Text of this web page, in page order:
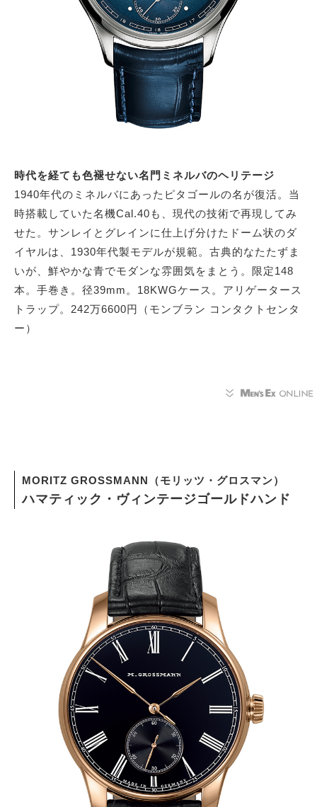
時代を経ても色褪せない名門ミネルバのヘリテージ
1940年代のミネルバにあったピタゴールの名が復活。当
時搭載していた名機Cal.40も、現代の技術で再現してみ
せた。サンレイとグレインに仕上げ分けたドーム状のダ
イヤルは、1930年代製モデルが規範。古典的なたたずま
いが、鮮やかな青でモダンな雰囲気をまとう。限定148
本。手巻き。径39mm。18KWGケース。アリゲータース
トラップ。242万6600円（モンブラン コンタクトセンタ
ー）
MORITZ GROSSMANN（モリッツ・グロスマン）
ハマティック・ヴィンテージゴールドハンド